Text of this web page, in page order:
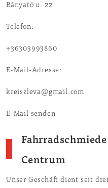
Bányató u. 22
Telefon:
+36303993860
E-Mail-Adresse:
kreiszleva@gmail.com
E-Mail senden
Centrum
Unser Geschäft dient seit